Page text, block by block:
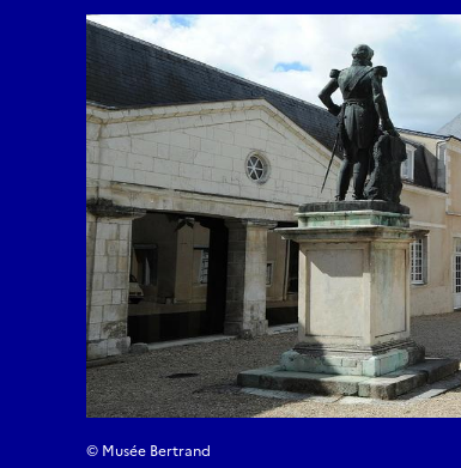
© Musée Bertrand